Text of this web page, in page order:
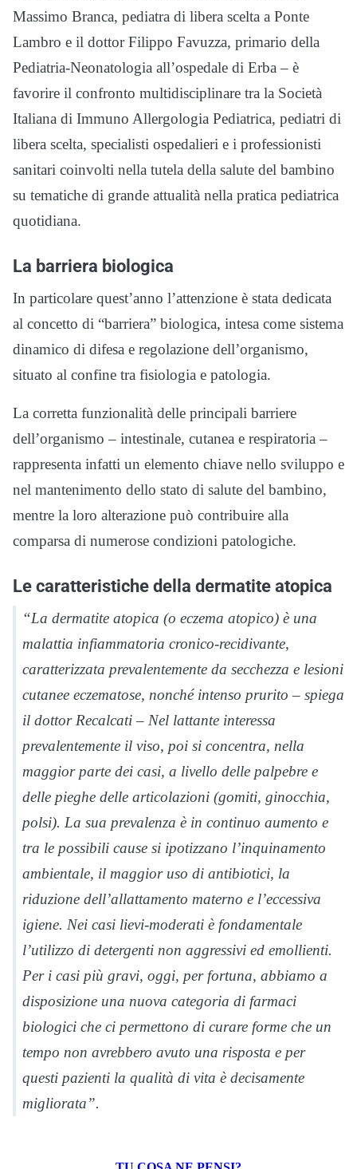
Massimo Branca, pediatra di libera scelta a Ponte
Lambro e il dottor Filippo Favuzza, primario della
Pediatria-Neonatologia all’ospedale di Erba – è
favorire il confronto multidisciplinare tra la Società
Italiana di Immuno Allergologia Pediatrica, pediatri di
libera scelta, specialisti ospedalieri e i professionisti
sanitari coinvolti nella tutela della salute del bambino
su tematiche di grande attualità nella pratica pediatrica
quotidiana.
La barriera biologica
In particolare quest’anno l’attenzione è stata dedicata
al concetto di “barriera” biologica, intesa come sistema
dinamico di difesa e regolazione dell’organismo,
situato al confine tra fisiologia e patologia.
La corretta funzionalità delle principali barriere
dell’organismo – intestinale, cutanea e respiratoria –
rappresenta infatti un elemento chiave nello sviluppo e
nel mantenimento dello stato di salute del bambino,
mentre la loro alterazione può contribuire alla
comparsa di numerose condizioni patologiche.
Le caratteristiche della dermatite atopica
“La dermatite atopica (o eczema atopico) è una
malattia infiammatoria cronico-recidivante,
caratterizzata prevalentemente da secchezza e lesioni
cutanee eczematose, nonché intenso prurito – spiega
il dottor Recalcati – Nel lattante interessa
prevalentemente il viso, poi si concentra, nella
maggior parte dei casi, a livello delle palpebre e
delle pieghe delle articolazioni (gomiti, ginocchia,
polsi). La sua prevalenza è in continuo aumento e
tra le possibili cause si ipotizzano l’inquinamento
ambientale, il maggior uso di antibiotici, la
riduzione dell’allattamento materno e l’eccessiva
igiene. Nei casi lievi-moderati è fondamentale
l’utilizzo di detergenti non aggressivi ed emollienti.
Per i casi più gravi, oggi, per fortuna, abbiamo a
disposizione una nuova categoria di farmaci
biologici che ci permettono di curare forme che un
tempo non avrebbero avuto una risposta e per
questi pazienti la qualità di vita è decisamente
migliorata”.